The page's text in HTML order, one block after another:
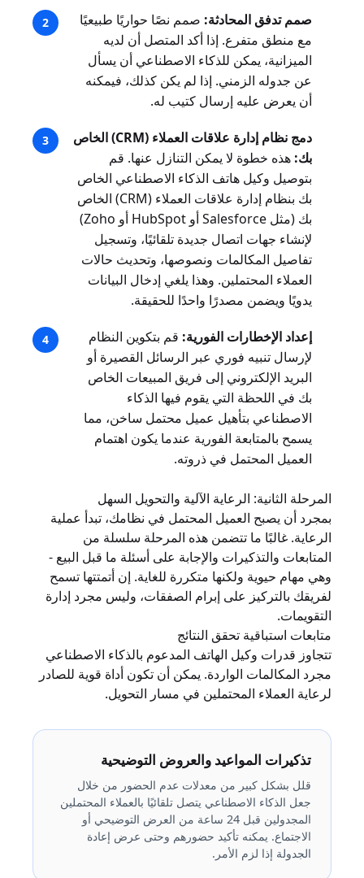
صمم تدفق المحادثة: صمم نصًا حواريًا طبيعيًا
مع منطق متفرع. إذا أكد المتصل أن لديه
الميزانية، يمكن للذكاء الاصطناعي أن يسأل
عن جدوله الزمني. إذا لم يكن كذلك، فيمكنه
أن يعرض عليه إرسال كتيب له.
دمج نظام إدارة علاقات العملاء (CRM) الخاص
بك: هذه خطوة لا يمكن التنازل عنها. قم
بتوصيل وكيل هاتف الذكاء الاصطناعي الخاص
بك بنظام إدارة علاقات العملاء (CRM) الخاص
بك (مثل Salesforce أو HubSpot أو Zoho)
لإنشاء جهات اتصال جديدة تلقائيًا، وتسجيل
تفاصيل المكالمات ونصوصها، وتحديث حالات
العملاء المحتملين. وهذا يلغي إدخال البيانات
يدويًا ويضمن مصدرًا واحدًا للحقيقة.
إعداد الإخطارات الفورية: قم بتكوين النظام
لإرسال تنبيه فوري عبر الرسائل القصيرة أو
البريد الإلكتروني إلى فريق المبيعات الخاص
بك في اللحظة التي يقوم فيها الذكاء
الاصطناعي بتأهيل عميل محتمل ساخن، مما
يسمح بالمتابعة الفورية عندما يكون اهتمام
العميل المحتمل في ذروته.
المرحلة الثانية: الرعاية الآلية والتحويل السهل
بمجرد أن يصبح العميل المحتمل في نظامك، تبدأ عملية
الرعاية. غالبًا ما تتضمن هذه المرحلة سلسلة من
المتابعات والتذكيرات والإجابة على أسئلة ما قبل البيع -
وهي مهام حيوية ولكنها متكررة للغاية. إن أتمتتها تسمح
لفريقك بالتركيز على إبرام الصفقات، وليس مجرد إدارة
التقويمات.
متابعات استباقية تحقق النتائج
تتجاوز قدرات وكيل الهاتف المدعوم بالذكاء الاصطناعي
مجرد المكالمات الواردة. يمكن أن تكون أداة قوية للصادر
لرعاية العملاء المحتملين في مسار التحويل.
تذكيرات المواعيد والعروض التوضيحية
قلل بشكل كبير من معدلات عدم الحضور من خلال
جعل الذكاء الاصطناعي يتصل تلقائيًا بالعملاء المحتملين
المجدولين قبل 24 ساعة من العرض التوضيحي أو
الاجتماع. يمكنه تأكيد حضورهم وحتى عرض إعادة
الجدولة إذا لزم الأمر.